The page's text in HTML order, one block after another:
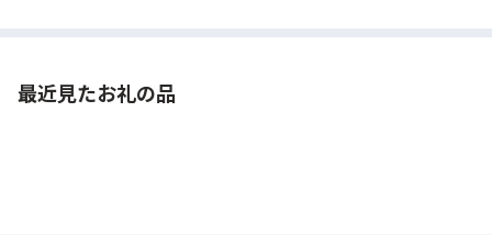
最近見たお礼の品